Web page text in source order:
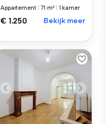
Appartement |71 m² 1 kamer
€ 1.250 Bekijk meer